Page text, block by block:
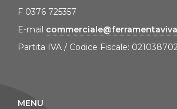
F 0376 725357
E-mail
Partita IVA / Codice Fiscale:
MENU